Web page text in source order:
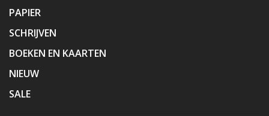
PAPIER
SCHRIJVEN
BOEKEN EN KAARTEN
NIEUW
SALE